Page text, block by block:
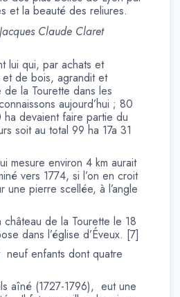
et la beauté des reliures.
Claude Claret
lui qui, par achats et
de bois, agrandit et
la Tourette dans les
aujourd’hui ; 80
devaient faire partie du
soit au total 99 ha 17a 31
mesure environ 4 km aurait
vers 1774, si l’on en croit
une pierre scellée, à l’angle
de la Tourette le 18
dans l’église d’Éveux. [7]
neuf enfants dont quatre
aîné (1727-1796), eut une